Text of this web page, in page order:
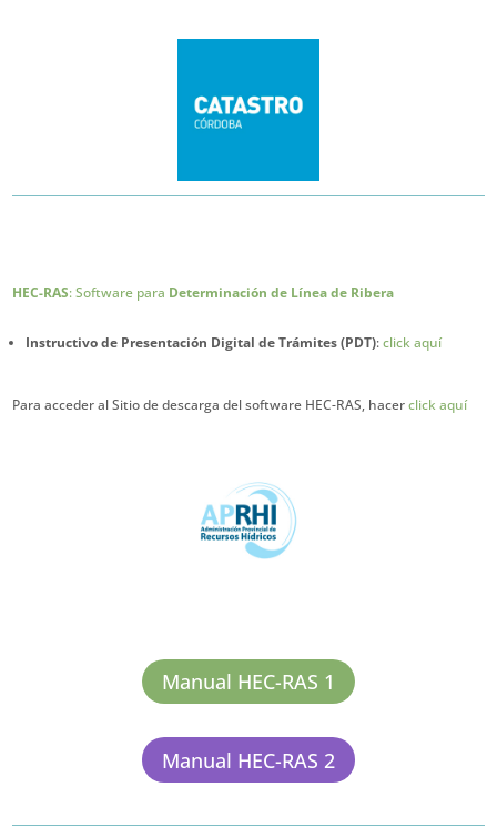
HEC-RAS: Software para Determinación de Línea de Ribera
Instructivo de Presentación Digital de Trámites (PDT):click aquí
Para acceder al Sitio de descarga del software HEC-RAS, hacerclick aquí
Manual HEC-RAS 1
Manual HEC-RAS 2